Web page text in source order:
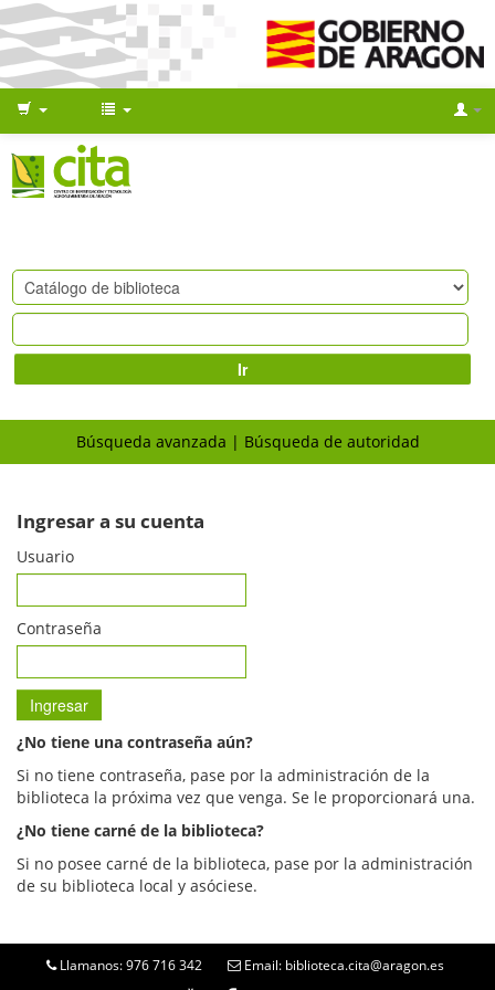
Ir
Búsqueda avanzada Búsqueda de autoridad
Ingresar a su cuenta
Usuario
Contraseña
¿No tiene una contraseña aún?
Si no tiene contraseña, pase por la administración de la
biblioteca la próxima vez que venga. Se le proporcionará una.
¿No tiene carné de la biblioteca?
Si no posee carné de la biblioteca, pase por la administración
de su biblioteca local y asóciese.
Llamanos: 976 716 342 Email: biblioteca.cita@aragon.es